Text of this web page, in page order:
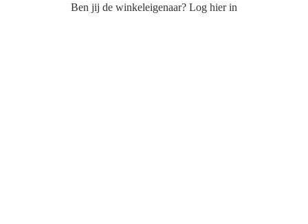
Ben jij de winkeleigenaar? Log hier in